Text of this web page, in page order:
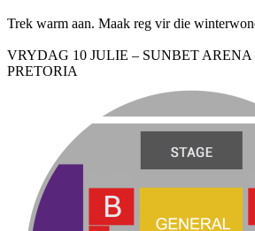
Trek warm aan. Maak reg vir die
VRYDAG 10 JULIE – SUNBET
PRETORIA